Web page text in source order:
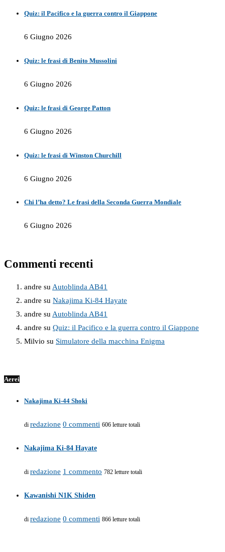
Quiz: il Pacifico e la guerra contro il Giappone
6 Giugno 2026
Quiz: le frasi di Benito Mussolini
6 Giugno 2026
Quiz: le frasi di George Patton
6 Giugno 2026
Quiz: le frasi di Winston Churchill
6 Giugno 2026
Chi l’ha detto? Le frasi della Seconda Guerra Mondiale
6 Giugno 2026
Commenti recenti
andre su Autoblinda AB41
andre su Nakajima Ki-84 Hayate
andre su Autoblinda AB41
andre su Quiz: il Pacifico e la guerra contro il Giappone
Milvio su Simulatore della macchina Enigma
Aerei
Nakajima Ki-44 Shoki
di redazione 0 commenti 606 letture totali
Nakajima Ki-84 Hayate
di redazione 1 commento 782 letture totali
Kawanishi N1K Shiden
di redazione 0 commenti 866 letture totali